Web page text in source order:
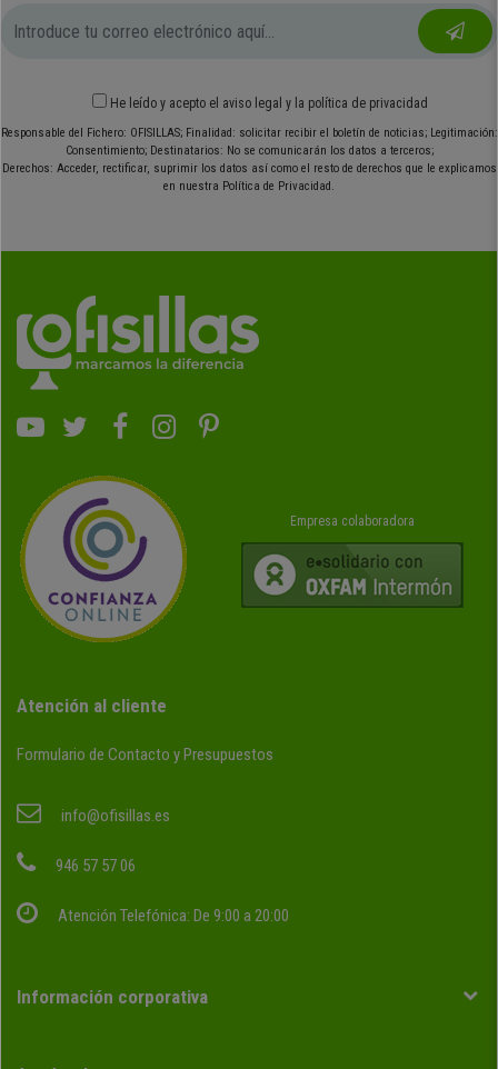
He leído y acepto el aviso legal y la política de privacidad
Responsable del Fichero: OFISILLAS; Finalidad: solicitar recibir el boletín de noticias; Legitimación:
Consentimiento; Destinatarios: No se comunicarán los datos a terceros;
Derechos: Acceder, rectificar, suprimir los datos así como el resto de derechos que le explicamos
en nuestra Política de Privacidad.
Empresa colaboradora
Atención al cliente
Formulario de Contacto y Presupuestos
info@ofisillas.es
946 57 57 06
Atención Telefónica: De 9:00 a 20:00
Información corporativa